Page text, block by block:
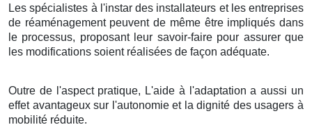
Les spécialistes à l'instar des installateurs et les entreprises
de réaménagement peuvent de même être impliqués dans
le processus, proposant leur savoir-faire pour assurer que
les modifications soient réalisées de façon adéquate.
Outre de l'aspect pratique, L'aide à l'adaptation a aussi un
effet avantageux sur l'autonomie et la dignité des usagers à
mobilité réduite.